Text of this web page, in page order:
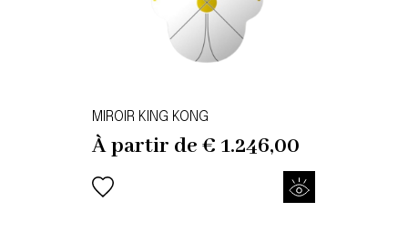
MIROIR KING KONG
À partir de€ 1.246,00